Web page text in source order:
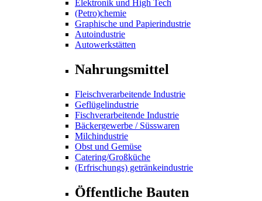
Elektronik und High Tech
(Petro)chemie
Graphische und Papierindustrie
Autoindustrie
Autowerkstätten
Nahrungsmittel
Fleischverarbeitende Industrie
Geflügelindustrie
Fischverarbeitende Industrie
Bäckergewerbe / Süsswaren
Milchindustrie
Obst und Gemüse
Catering/Großküche
(Erfrischungs) getränkeindustrie
Öffentliche Bauten